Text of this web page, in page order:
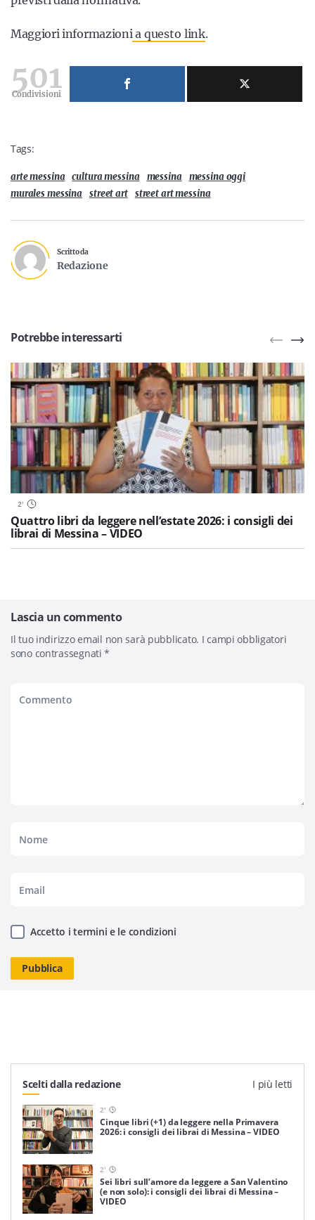
Maggiori informazionia questo link.
501
Condivisioni
Tags:
arte messina cultura messina messina
messina oggi
murales messina street art street art messina
Scritto da
Redazione
Potrebbe interessarti
2'
Quattro libri da leggere nell’estate 2026: i consigli dei
librai di Messina – VIDEO
Lascia un commento
Il tuo indirizzo email non sarà pubblicato. I campi obbligatori
sono contrassegnati*
Accetto i termini e le condizioni
Scelti dalla redazione I più letti
2'
Cinque libri (+1) da leggere nella Primavera
2026: i consigli dei librai di Messina – VIDEO
2'
Sei libri sull’amore da leggere a San Valentino
(e non solo): i consigli dei librai di Messina –
VIDEO